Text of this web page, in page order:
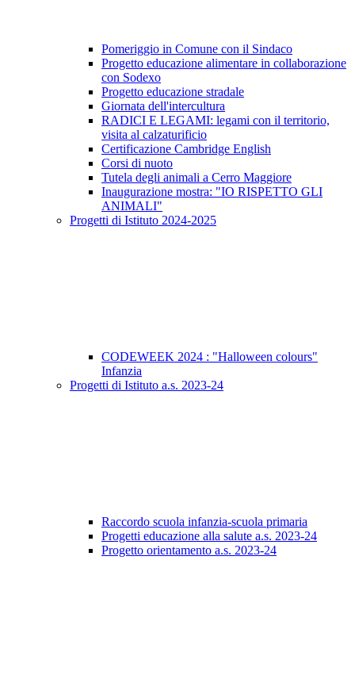
Pomeriggio in Comune con il Sindaco
Progetto educazione alimentare in collaborazione
con Sodexo
Progetto educazione stradale
Giornata dell'intercultura
RADICI E LEGAMI: legami con il territorio,
visita al calzaturificio
Certificazione Cambridge English
Corsi di nuoto
Tutela degli animali a Cerro Maggiore
Inaugurazione mostra: "IO RISPETTO GLI
ANIMALI"
Progetti di Istituto 2024-2025
CODEWEEK 2024 : "Halloween colours"
Infanzia
Progetti di Istituto a.s. 2023-24
Raccordo scuola infanzia-scuola primaria
Progetti educazione alla salute a.s. 2023-24
Progetto orientamento a.s. 2023-24